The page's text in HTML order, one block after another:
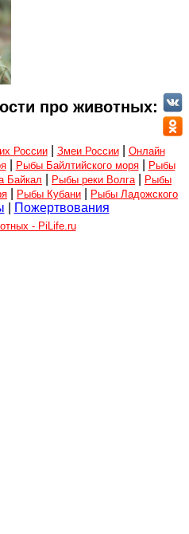
про животных:
России| Змеи России| Онлайн
| Рыбы Байлтийского моря|
Рыбы
Байкал Рыбы реки Волга
Рыбы
Рыбы Кубани
Рыбы Ладожского
Пожертвования
- PiLife.ru